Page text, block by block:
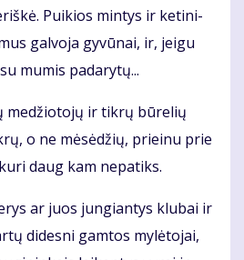
Pui­kios min­tys ir ke­ti­ni­
gal­vo­ja gy­vū­nai, ir, jei­gu
mu­mis pa­da­ry­tų...
me­džio­to­jų ir tik­rų bū­re­lių
o ne mė­sė­džių, pri­ei­nu prie
daug kam ne­pa­tiks.
ar juos jun­gian­tys klu­bai ir
di­des­ni gam­tos my­lė­to­jai,